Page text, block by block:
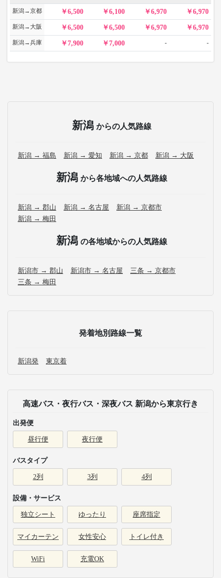
新潟→京都 6,500 6,100 6,970 6,970
新潟→大阪 6,500 6,500 6,970 6,970
新潟→兵庫 7,900 7,000 - -
新潟 からの人気路線
新潟 → 福島 新潟 → 愛知 新潟 → 京都 新潟 → 大阪
新潟 から各地域への人気路線
新潟 → 郡山 新潟 → 名古屋
新潟 → 京都市
新潟 → 梅田
新潟 の各地域からの人気路線
新潟市 → 郡山 新潟市 → 名古屋
三条 → 京都市
三条 → 梅田
発着地別路線一覧
新潟発 東京着
高速バス・夜行バス・深夜バス 新潟から東京行き
出発便
昼行便 夜行便
バスタイプ
2列 3列 4列
設備・サービス
独立シート ゆったり 座席指定
マイカーテン 女性安心 トイレ付き
WiFi 充電OK